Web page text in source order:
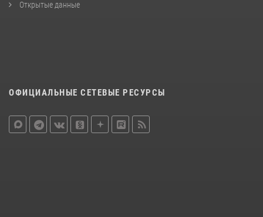
Открытые данные
ОФИЦИАЛЬНЫЕ СЕТЕВЫЕ РЕСУРСЫ